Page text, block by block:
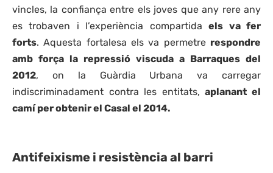
vincles, la confiança entre els joves que any rere any
es trobaven i l’experiència compartidaels va fer
forts. Aquesta fortalesa els va permetre respondre
amb força la repressió viscuda a Barraques del
2012, on la Guàrdia Urbana va carregar
indiscriminadament contra les entitats,aplanant el
camí per obtenir el Casal el 2014.
Antifeixisme i resistència al barri